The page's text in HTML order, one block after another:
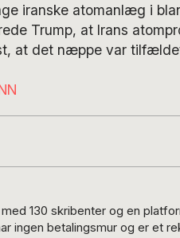
iranske atomanlæg i
Trump, at Irans
at det næppe var
130 skribenter og en
ingen betalingsmur og er et